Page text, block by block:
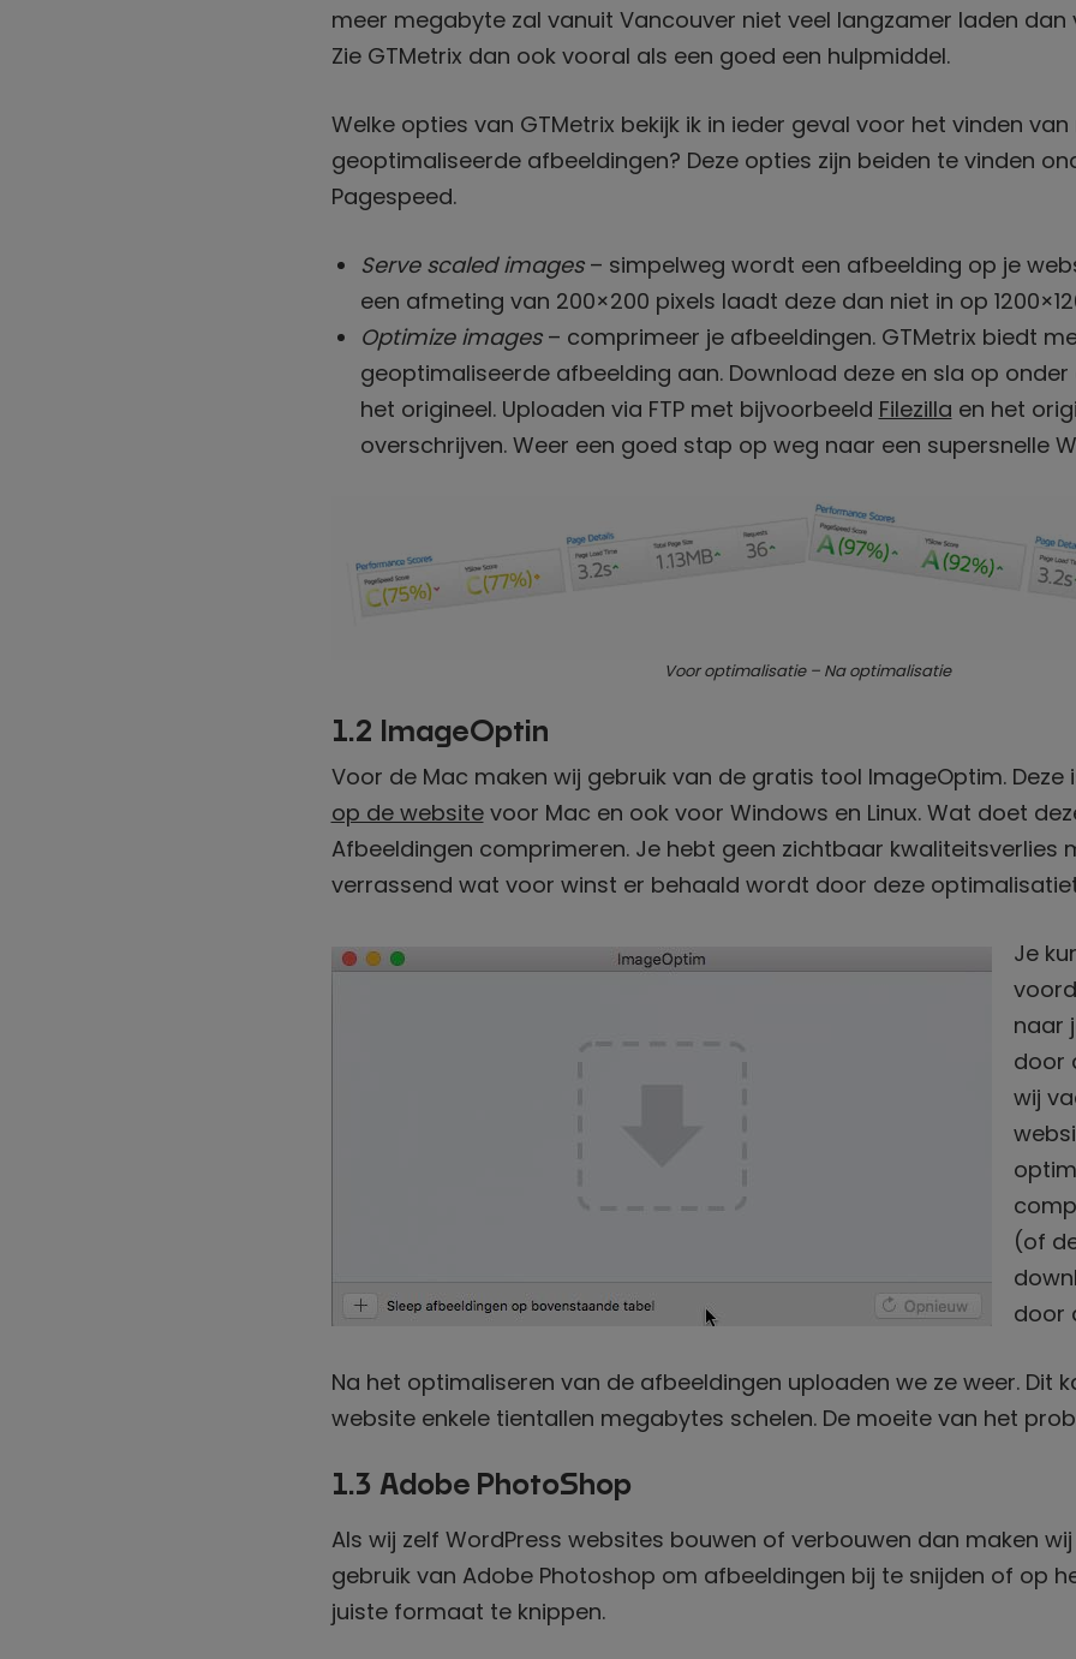
meer megabyte zal vanuit Vancouver niet veel langzamer laden
Zie GTMetrix dan ook vooral als een goed een hulpmiddel.
Welke opties van GTMetrix bekijk ik in ieder geval voor het vinden van
geoptimaliseerde afbeeldingen? Deze opties zijn beiden te vinden
Pagespeed.
Serve scaled images– simpelweg wordt een afbeelding op je
een afmeting van 200×200 pixels laadt deze dan niet in op
Optimize images– comprimeer je afbeeldingen. GTMetrix biedt
geoptimaliseerde afbeelding aan. Download deze en sla op
het origineel. Uploaden via FTP met bijvoorbeeld Filezilla en het
overschrijven. Weer een goed stap op weg naar een supersnelle
Voor optimalisatie – Na optimalisatie
1.2 ImageOptin
Voor de Mac maken wij gebruik van de gratis tool ImageOptim. Deze
op de websitevoor Mac en ook voor Windows en Linux. Wat doet
Afbeeldingen comprimeren. Je hebt geen zichtbaar kwaliteitsverlies
verrassend wat voor winst er behaald wordt door deze
Je
naar
door
wij
(of
door
Na het optimaliseren van de afbeeldingen uploaden we ze weer. Dit
website enkele tientallen megabytes schelen. De moeite van het
1.3 Adobe PhotoShop
Als wij zelf WordPress websites bouwen of verbouwen dan maken wij
gebruik van Adobe Photoshop om afbeeldingen bij te snijden of op
juiste formaat te knippen.